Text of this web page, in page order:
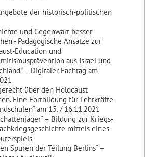
der historisch-politischen
und Gegenwart besser
- Pädagogische Ansätze zur
Education und
aus Israel und
– Digitaler Fachtag am
über den Holocaust
Eine Fortbildung für Lehrkräfte
am 15. / 16.11.2021
– Bildung zur Kriegs-
mittels eines
Spuren der Teilung Berlins“ –